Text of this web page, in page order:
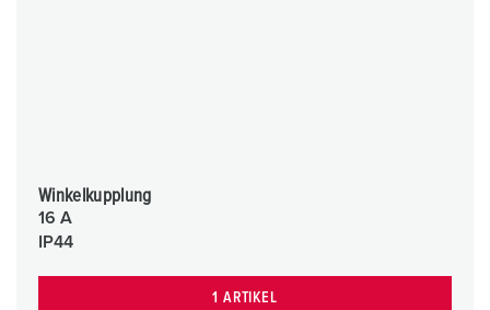
Winkelkupplung
16 A
IP44
1 ARTIKEL